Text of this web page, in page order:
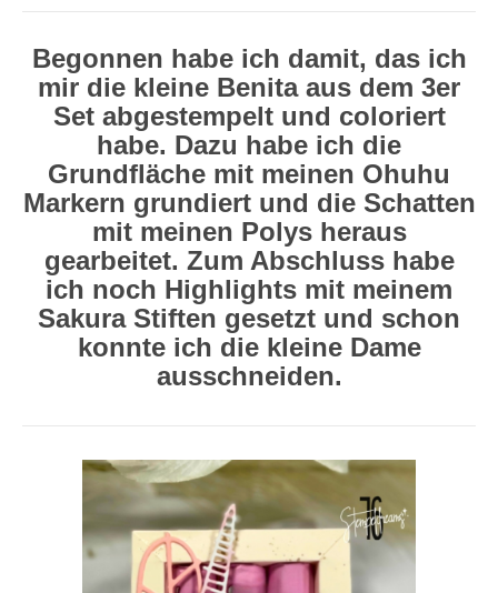
Begonnen habe ich damit, das ich
mir die kleine Benita aus dem 3er
Set abgestempelt und coloriert
habe. Dazu habe ich die
Grundfläche mit meinen Ohuhu
Markern grundiert und die Schatten
mit meinen Polys heraus
gearbeitet. Zum Abschluss habe
ich noch Highlights mit meinem
Sakura Stiften gesetzt und schon
konnte ich die kleine Dame
ausschneiden.